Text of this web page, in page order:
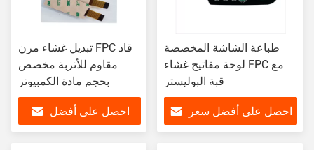
تبديل غشاء مرن FPC قاد
مقاوم للأتربة مخصص
بحجم مادة الكمبيوتر
احصل على أفضل
طباعة الشاشة المخصصة
لوحة مفاتيح غشاء FPC مع
قبة البوليستر
احصل على أفضل سعر